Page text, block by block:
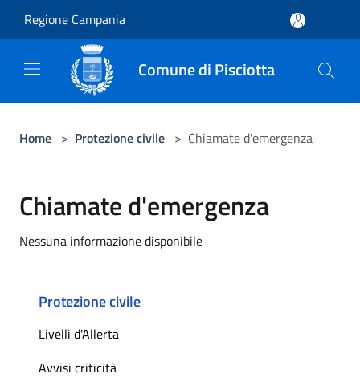
Regione Campania
Comune di Pisciotta
Home > Protezione civile > Chiamate d'emergenza
Chiamate d'emergenza
Nessuna informazione disponibile
Protezione civile
Livelli d'Allerta
Avvisi criticità